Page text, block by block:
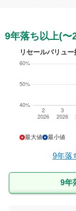
9年落ち以上(〜
リセールバリュー
最大値 最小値
9年落
9年